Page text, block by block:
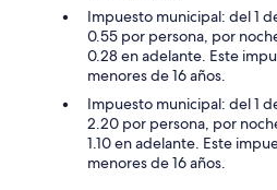
Impuesto municipal: del 1
0.55 por persona, por
0.28 en adelante. Este
menores de 16 años.
Impuesto municipal: del 1
2.20 por persona, por
1.10 en adelante. Este
menores de 16 años.